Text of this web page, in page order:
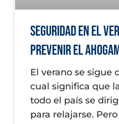
Seguridad en el
Prevenir el
El verano se sigue
cual significa que
todo el país se
para relajarse.